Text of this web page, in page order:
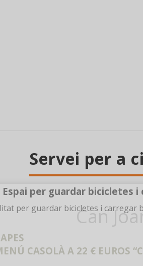
Servei per a
Espai per guardar bicicletes
per guardar bicicletes i
Can
CASOLÀ A 22 € EUROS